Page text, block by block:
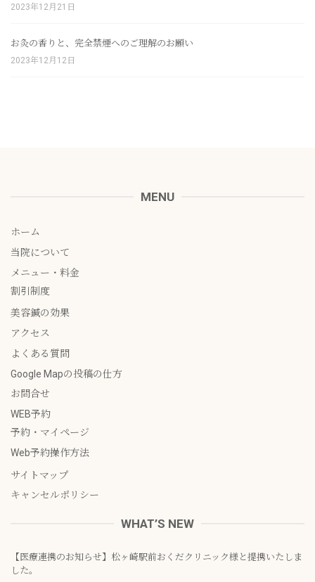
2023年12月21日
お灸の香りと、完全禁煙へのご理解のお願い
2023年12月12日
MENU
ホーム
当院について
メニュー・料金
割引制度
美容鍼の効果
アクセス
よくある質問
Google Mapの投稿の仕方
お問合せ
WEB予約
予約・マイページ
Web予約操作方法
サイトマップ
キャンセルポリシー
WHAT’S NEW
【医療連携のお知らせ】松ヶ崎駅前おくだクリニック様と提携いたしま
した。